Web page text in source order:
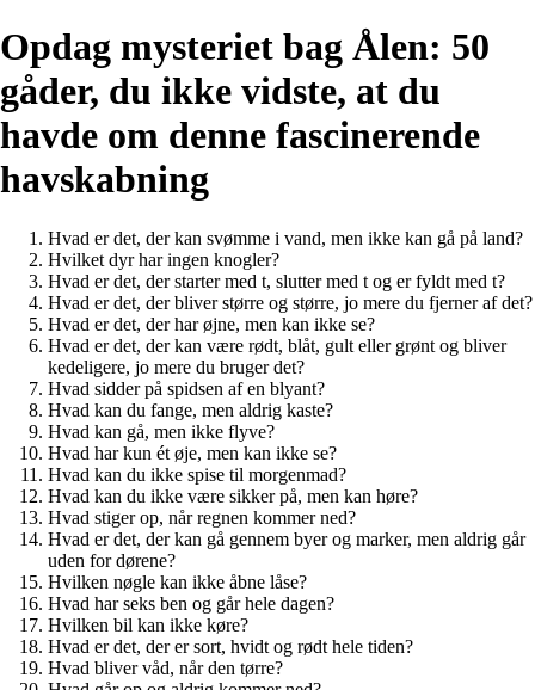
Opdag mysteriet bag Ålen: 50
gåder, du ikke vidste, at du
havde om denne fascinerende
havskabning
Hvad er det, der kan svømme i vand, men ikke kan gå på land?
Hvilket dyr har ingen knogler?
Hvad er det, der starter med t, slutter med t og er fyldt med t?
Hvad er det, der bliver større og større, jo mere du fjerner af det?
Hvad er det, der har øjne, men kan ikke se?
Hvad er det, der kan være rødt, blåt, gult eller grønt og bliver
kedeligere, jo mere du bruger det?
Hvad sidder på spidsen af en blyant?
Hvad kan du fange, men aldrig kaste?
Hvad kan gå, men ikke flyve?
Hvad har kun ét øje, men kan ikke se?
Hvad kan du ikke spise til morgenmad?
Hvad kan du ikke være sikker på, men kan høre?
Hvad stiger op, når regnen kommer ned?
Hvad er det, der kan gå gennem byer og marker, men aldrig går
uden for dørene?
Hvilken nøgle kan ikke åbne låse?
Hvad har seks ben og går hele dagen?
Hvilken bil kan ikke køre?
Hvad er det, der er sort, hvidt og rødt hele tiden?
Hvad bliver våd, når den tørre?